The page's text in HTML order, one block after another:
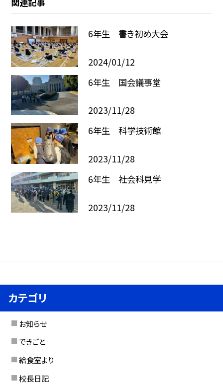
6年生 書き初め大会
2024/01/12
6年生 国会議事堂
2023/11/28
6年生 科学技術館
2023/11/28
6年生 社会科見学
2023/11/28
カテゴリ
お知らせ
できごと
給食室より
校長日記